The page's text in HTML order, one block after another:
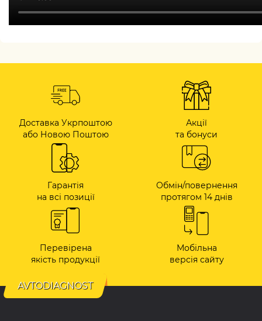
Доставка Укрпоштою
або Новою Поштою
Акції
та бонуси
Гарантія
на всі позиції
Обмін/повернення
протягом 14 днів
Перевірена
якість продукції
Мобільна
версія сайту
AVTODIAGNOST